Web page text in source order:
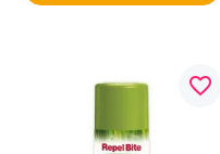
favorite_border